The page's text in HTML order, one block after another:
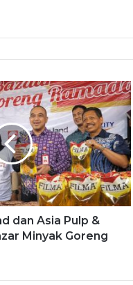
dan Asia Pulp &
Minyak Goreng